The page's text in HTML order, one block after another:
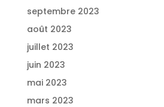
septembre 2023
août 2023
juillet 2023
juin 2023
mai 2023
mars 2023